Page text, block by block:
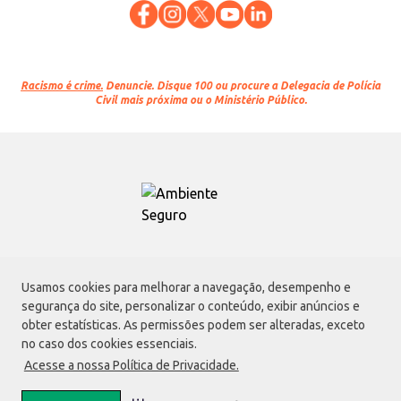
Usamos cookies para melhorar a navegação, desempenho e
segurança do site, personalizar o conteúdo, exibir anúncios e
obter estatísticas. As permissões podem ser alteradas, exceto
no caso dos cookies essenciais.
Acesse a nossa Política de Privacidade.
Racismo é crime. Denuncie. Disque 100 ou procure a Delegacia de Polícia
Civil mais próxima ou o Ministério Público.
Atacadão S.A.
Avenida Morvan Dias de Figueiredo, 6169, Vila Maria, São Paulo - SP | CEP
02170-901 | CNPJ: 75.315.333/0001-09
Envio de documentos administrativos e jurídicos:
02170-901
faleconosco@atacadao.com.br